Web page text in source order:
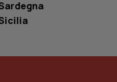
traccia